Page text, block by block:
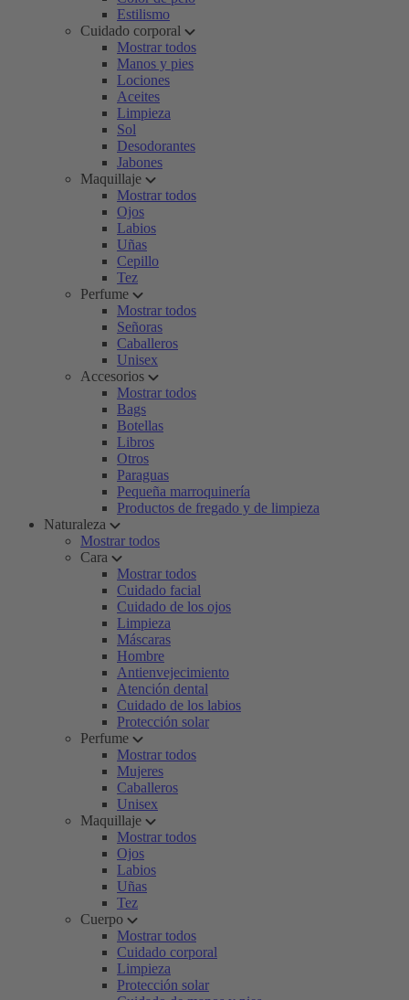
Estilismo
Cuidado corporal
Mostrar todos
Manos y pies
Lociones
Aceites
Limpieza
Sol
Desodorantes
Jabones
Maquillaje
Mostrar todos
Ojos
Labios
Uñas
Cepillo
Tez
Perfume
Mostrar todos
Señoras
Caballeros
Unisex
Accesorios
Mostrar todos
Bags
Botellas
Libros
Otros
Paraguas
Pequeña marroquinería
Productos de fregado y de limpieza
Naturaleza
Mostrar todos
Cara
Mostrar todos
Cuidado facial
Cuidado de los ojos
Limpieza
Máscaras
Hombre
Antienvejecimiento
Atención dental
Cuidado de los labios
Protección solar
Perfume
Mostrar todos
Mujeres
Caballeros
Unisex
Maquillaje
Mostrar todos
Ojos
Labios
Uñas
Tez
Cuerpo
Mostrar todos
Cuidado corporal
Limpieza
Protección solar